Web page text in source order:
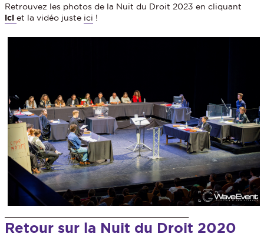
Retrouvez les photos de la Nuit du Droit 2023 en cliquant
iciet la vidéo juste ici !
Retour sur la Nuit du Droit 2020